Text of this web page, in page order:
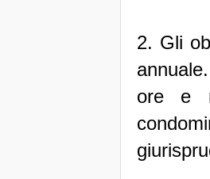
2. Gli
ore e